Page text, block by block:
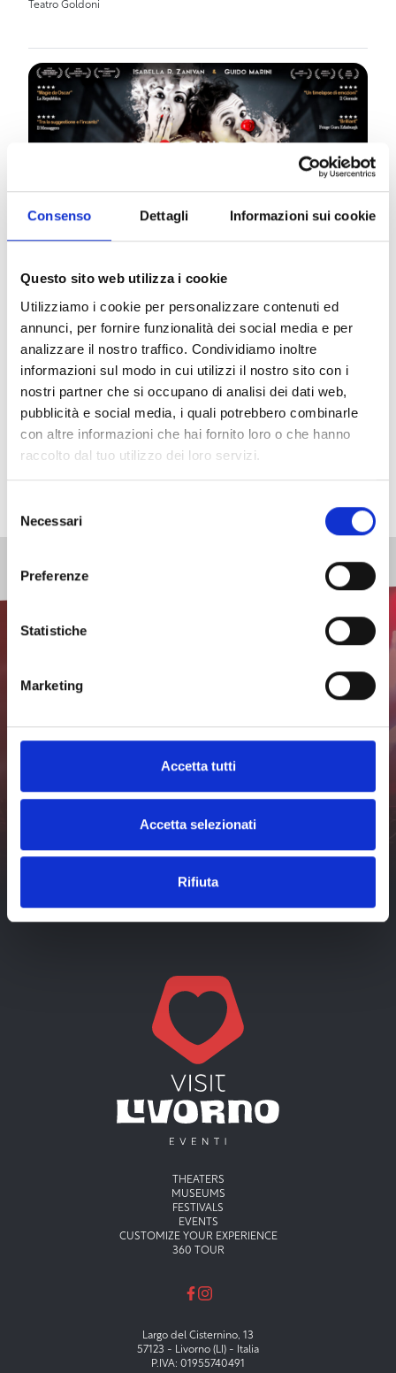
Consenso Dettagli Informazioni sui cookie
Questo sito web utilizza i cookie
Utilizziamo i cookie per personalizzare contenuti ed
annunci, per fornire funzionalità dei social media e per
analizzare il nostro traffico. Condividiamo inoltre
informazioni sul modo in cui utilizzi il nostro sito con i
nostri partner che si occupano di analisi dei dati web,
pubblicità e social media, i quali potrebbero combinarle
con altre informazioni che hai fornito loro o che hanno
raccolto dal tuo utilizzo dei loro servizi.
delNecessari
Preferenze
Statistiche
Marketing
Accetta tutti
Accetta selezionati
Rifiuta
Teatro Goldoni
newsletter to stay updated
livorno.it*
Menu principaleTHEATERS
MUSEUMS
FESTIVALS
EVENTS
CUSTOMIZE YOUR EXPERIENCE
360 TOUR
Largo del Cisternino, 13
57123 - Livorno (LI) - Italia
P.IVA: 01955740491